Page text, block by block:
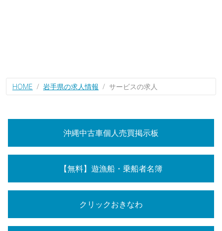
HOME 岩手県の求人情報 サービスの求人
沖縄中古車個人売買掲示板
【無料】遊漁船・乗船者名簿
クリックおきなわ